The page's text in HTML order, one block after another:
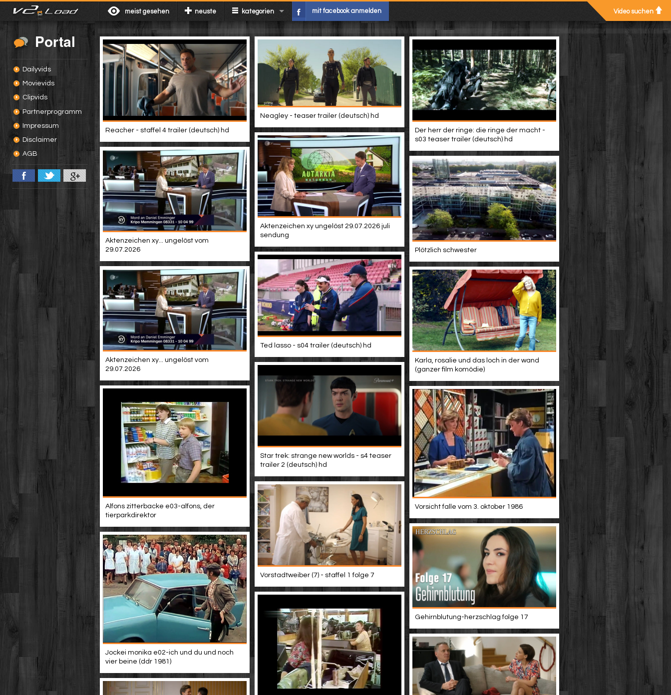
meist gesehen neuste kategorien mit facebook anmelden Video suchen
Portal
Dailyvids
Movievids
Clipvids
Partnerprogramm
Impressum
Disclaimer
AGB
Reacher - staffel 4 trailer (deutsch) hd
Neagley - teaser trailer (deutsch) hd
Der herr der ringe: die ringe der macht -
s03 teaser trailer (deutsch) hd
Aktenzeichen xy ungelöst 29.07.2026 juli
sendung
Aktenzeichen xy... ungelöst vom
29.07.2026
Plötzlich schwester
Ted lasso - s04 trailer (deutsch) hd
Aktenzeichen xy... ungelöst vom
29.07.2026
Karla, rosalie und das loch in der wand
(ganzer film komödie)
Star trek: strange new worlds - s4 teaser
trailer 2 (deutsch) hd
Alfons zitterbacke e03-alfons, der
tierparkdirektor
Vorsicht falle vom 3. oktober 1986
Vorstadtweiber (7) - staffel 1 folge 7
Gehirnblutung-herzschlag folge 17
Jockei monika e02-ich und du und noch
vier beine (ddr 1981)